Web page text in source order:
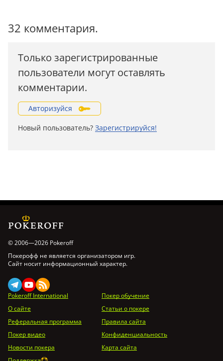
32 комментария.
Только зарегистрированные
пользователи могут оставлять
комментарии.
Авторизуйся
Новый пользователь? Зарегистрируйся!
© 2006—2026 Pokeroff
Покерофф не является организатором игр.
Сайт носит информационный характер.
Pokeroff International
Покер обучение
О сайте
Статьи о покере
Реферальная программа
Правила сайта
Покер видео
Конфиденциальность
Новости покера
Карта сайта